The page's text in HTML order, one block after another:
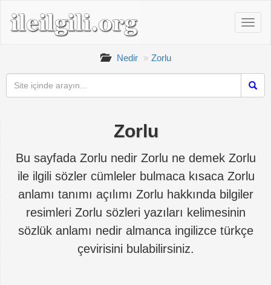
Nedir Zorlu
Zorlu
Bu sayfada Zorlu nedir Zorlu ne demek Zorlu
ile ilgili sözler cümleler bulmaca kısaca Zorlu
anlamı tanımı açılımı Zorlu hakkında bilgiler
resimleri Zorlu sözleri yazıları kelimesinin
sözlük anlamı nedir almanca ingilizce türkçe
çevirisini bulabilirsiniz.